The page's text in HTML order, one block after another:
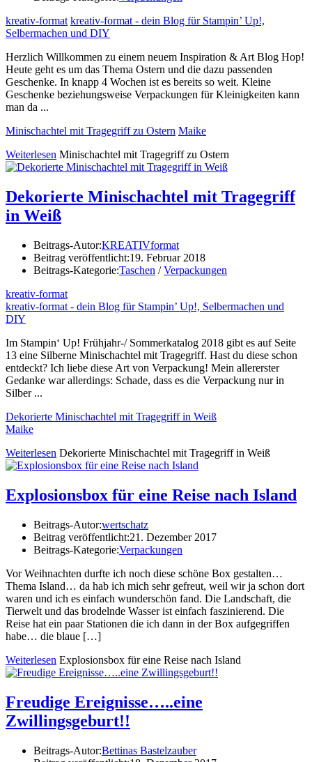
kreativ-format kreativ-format - dein Blog für Stampin’ Up!,
Selbermachen und DIY
Herzlich Willkommen zu einem neuem Inspiration & Art Blog Hop!
Heute geht es um das Thema Ostern und die dazu passenden
Geschenke. In knapp 4 Wochen ist es bereits so weit. Kleine
Geschenke beziehungsweise Verpackungen für Kleinigkeiten kann
man da ...
Minischachtel mit Tragegriff zu Ostern Maike
Weiterlesen Minischachtel mit Tragegriff zu Ostern
Dekorierte Minischachtel mit Tragegriff
in Weiß
Beitrags-Autor:KREATIVformat
Beitrag veröffentlicht:19. Februar 2018
Beitrags-Kategorie:Taschen / Verpackungen
kreativ-format
kreativ-format - dein Blog für Stampin’ Up!, Selbermachen und
DIY
Im Stampin‘ Up! Frühjahr-/ Sommerkatalog 2018 gibt es auf Seite
13 eine Silberne Minischachtel mit Tragegriff. Hast du diese schon
entdeckt? Ich liebe diese Art von Verpackung! Mein allererster
Gedanke war allerdings: Schade, dass es die Verpackung nur in
Silber ...
Dekorierte Minischachtel mit Tragegriff in Weiß
Maike
Weiterlesen Dekorierte Minischachtel mit Tragegriff in Weiß
Explosionsbox für eine Reise nach Island
Beitrags-Autor:wertschatz
Beitrag veröffentlicht:21. Dezember 2017
Beitrags-Kategorie:Verpackungen
Vor Weihnachten durfte ich noch diese schöne Box gestalten…
Thema Island… da hab ich mich sehr gefreut, weil wir ja schon dort
waren und ich es einfach wunderschön fand. Die Landschaft, die
Tierwelt und das brodelnde Wasser ist einfach faszinierend. Die
Reise hat ein paar Stationen die ich dann in der Box aufgegriffen
habe… die blaue […]
Weiterlesen Explosionsbox für eine Reise nach Island
Freudige Ereignisse…..eine
Zwillingsgeburt!!
Beitrags-Autor:Bettinas Bastelzauber